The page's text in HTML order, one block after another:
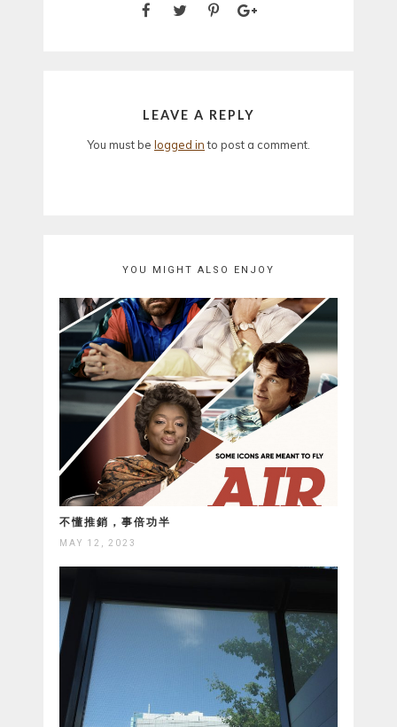
LEAVE A REPLY
You must be logged into post a comment.
YOU MIGHT ALSO ENJOY
不懂推銷，事倍功半
MAY 12, 2023